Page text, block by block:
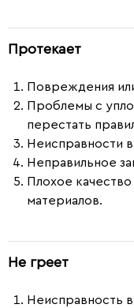
Протекает
Повреждения
Проблемы с
перестать
Неисправности
Неправильное
Плохое
материалов.
Не греет
Неисправность